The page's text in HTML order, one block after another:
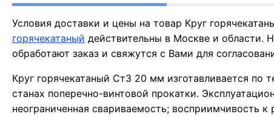
Условия доставки и цены на товар Круг
горячекатаный действительны в Москве и
обработают заказ и свяжутся с Вами для
Круг горячекатаный Ст3 20 мм изготавливается по
станах поперечно-винтовой прокатки.
неограниченная свариваемость; восприимчивость